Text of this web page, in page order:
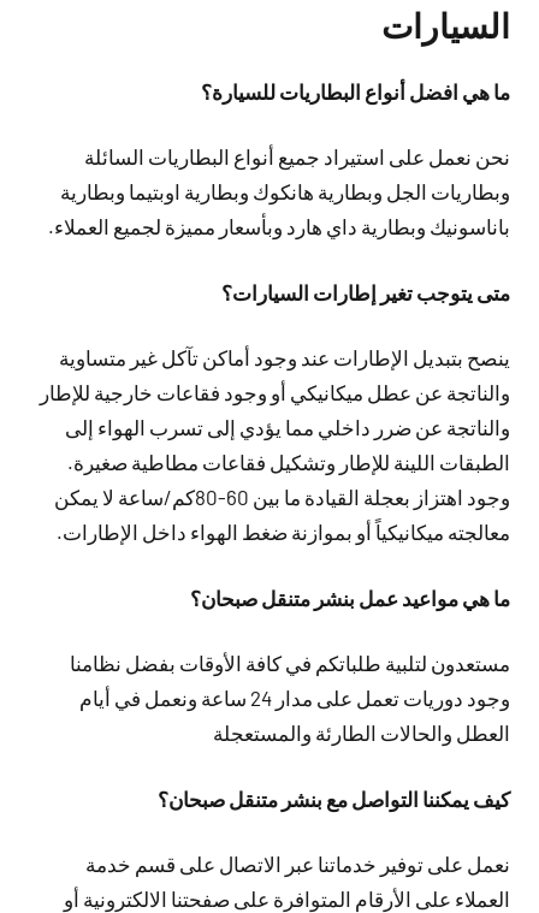
السيارات
ما هي افضل أنواع البطاريات للسيارة؟
نحن نعمل على استيراد جميع أنواع البطاريات السائلة
وبطاريات الجل وبطارية هانكوك وبطارية اوبتيما وبطارية
باناسونيك وبطارية داي هارد وبأسعار مميزة لجميع العملاء.
متى يتوجب تغير إطارات السيارات؟
ينصح بتبديل الإطارات عند وجود أماكن تآكل غير متساوية
والناتجة عن عطل ميكانيكي أو وجود فقاعات خارجية للإطار
والناتجة عن ضرر داخلي مما يؤدي إلى تسرب الهواء إلى
الطبقات اللينة للإطار وتشكيل فقاعات مطاطية صغيرة.
وجود اهتزاز بعجلة القيادة ما بين 60-80كم/ساعة لا يمكن
معالجته ميكانيكياً أو بموازنة ضغط الهواء داخل الإطارات.
ما هي مواعيد عمل بنشر متنقل صبحان؟
مستعدون لتلبية طلباتكم في كافة الأوقات بفضل نظامنا
وجود دوريات تعمل على مدار 24 ساعة ونعمل في أيام
العطل والحالات الطارئة والمستعجلة
كيف يمكننا التواصل مع بنشر متنقل صبحان؟
نعمل على توفير خدماتنا عبر الاتصال على قسم خدمة
العملاء على الأرقام المتوافرة على صفحتنا الالكترونية أو